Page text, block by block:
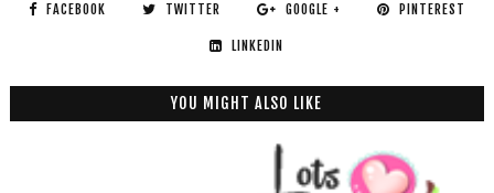
FACEBOOK TWITTER GOOGLE + PINTEREST
LINKEDIN
YOU MIGHT ALSO LIKE